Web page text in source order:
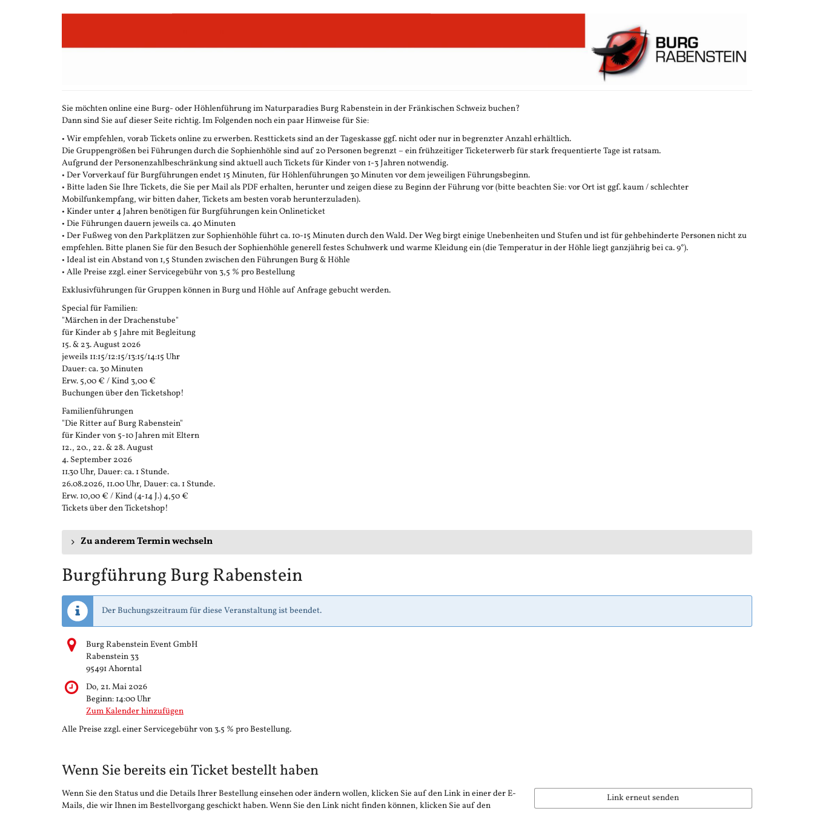
Sie möchten online eine Burg- oder Höhlenführung im Naturparadies Burg Rabenstein in der Fränkischen Schweiz buchen?
Dann sind Sie auf dieser Seite richtig. Im Folgenden noch ein paar Hinweise für Sie:
• Wir empfehlen, vorab Tickets online zu erwerben. Resttickets sind an der Tageskasse ggf. nicht oder nur in begrenzter Anzahl erhältlich.
Die Gruppengrößen bei Führungen durch die Sophienhöhle sind auf 20 Personen begrenzt – ein frühzeitiger Ticketerwerb für stark frequentierte Tage ist ratsam.
Aufgrund der Personenzahlbeschränkung sind aktuell auch Tickets für Kinder von 1-3 Jahren notwendig.
• Der Vorverkauf für Burgführungen endet 15 Minuten, für Höhlenführungen 30 Minuten vor dem jeweiligen Führungsbeginn.
• Bitte laden Sie Ihre Tickets, die Sie per Mail als PDF erhalten, herunter und zeigen diese zu Beginn der Führung vor (bitte beachten Sie: vor Ort ist ggf. kaum / schlechter
Mobilfunkempfang, wir bitten daher, Tickets am besten vorab herunterzuladen).
• Kinder unter 4 Jahren benötigen für Burgführungen kein Onlineticket
• Die Führungen dauern jeweils ca. 40 Minuten
• Der Fußweg von den Parkplätzen zur Sophienhöhle führt ca. 10-15 Minuten durch den Wald. Der Weg birgt einige Unebenheiten und Stufen und ist für gehbehinderte Personen nicht zu
empfehlen. Bitte planen Sie für den Besuch der Sophienhöhle generell festes Schuhwerk und warme Kleidung ein (die Temperatur in der Höhle liegt ganzjährig bei ca. 9°).
• Ideal ist ein Abstand von 1,5 Stunden zwischen den Führungen Burg & Höhle
• Alle Preise zzgl. einer Servicegebühr von 3,5 % pro Bestellung
Exklusivführungen für Gruppen können in Burg und Höhle auf Anfrage gebucht werden.
Special für Familien:
"Märchen in der Drachenstube"
für Kinder ab 5 Jahre mit Begleitung
15. & 23. August 2026
jeweils 11:15/12:15/13:15/14:15 Uhr
Dauer: ca. 30 Minuten
Erw. 5,00 € / Kind 3,00 €
Buchungen über den Ticketshop!
Familienführungen
"Die Ritter auf Burg Rabenstein"
für Kinder von 5-10 Jahren mit Eltern
12., 20., 22. & 28. August
4. September 2026
11.30 Uhr, Dauer: ca. 1 Stunde.
26.08.2026, 11.00 Uhr, Dauer: ca. 1 Stunde.
Erw. 10,00 € / Kind (4-14 J.) 4,50 €
Tickets über den Ticketshop!
Zu anderem Termin wechseln
Burgführung Burg Rabenstein
Der Buchungszeitraum für diese Veranstaltung ist beendet.
Burg Rabenstein Event GmbH
Rabenstein 33
95491 Ahorntal
Do, 21. Mai 2026
Beginn: 14:00Uhr
Zum Kalender hinzufügen
Alle Preise zzgl. einer Servicegebühr von 3.5 % pro Bestellung.
Wenn Sie bereits ein Ticket bestellt haben
Wenn Sie den Status und die Details Ihrer Bestellung einsehen oder ändern wollen, klicken Sie auf den Link in einer der E-
Mails, die wir Ihnen im Bestellvorgang geschickt haben. Wenn Sie den Link nicht finden können, klicken Sie auf den
Link erneut senden